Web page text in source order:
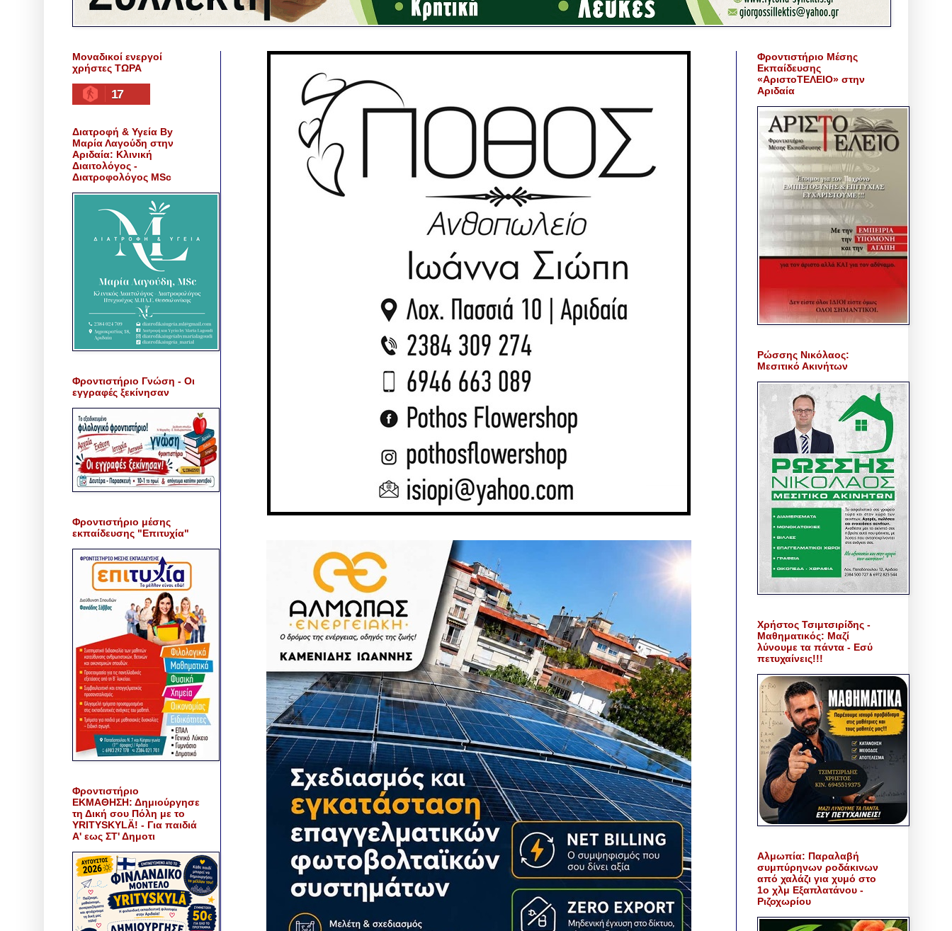
Μοναδικοί ενεργοί
χρήστες ΤΩΡΑ
17
Διατροφή & Υγεία By
Μαρία Λαγούδη στην
Αριδαία: Κλινική
Διαιτολόγος -
Διατροφολόγος MSc
Φροντιστήριο Γνώση - Οι
εγγραφές ξεκίνησαν
Φροντιστήριο μέσης
εκπαίδευσης "Επιτυχία"
Φροντιστήριο
ΕΚΜΑΘΗΣΗ: Δημιούργησε
τη Δική σου Πόλη με το
YRITYSKYLÄ! - Για παιδιά
Α' εως ΣΤ' Δημοτι
Φροντιστήριο Μέσης
Εκπαίδευσης
«ΑριστοΤΕΛΕΙΟ» στην
Αριδαία
Ρώσσης Νικόλαος:
Μεσιτικό Ακινήτων
Χρήστος Τσιμτσιρίδης -
Μαθηματικός: Μαζί
λύνουμε τα πάντα - Εσύ
πετυχαίνεις!!!
Αλμωπία: Παραλαβή
συμπύρηνων ροδάκινων
από χαλάζι για χυμό στο
1ο χλμ Εξαπλατάνου -
Ριζοχωρίου